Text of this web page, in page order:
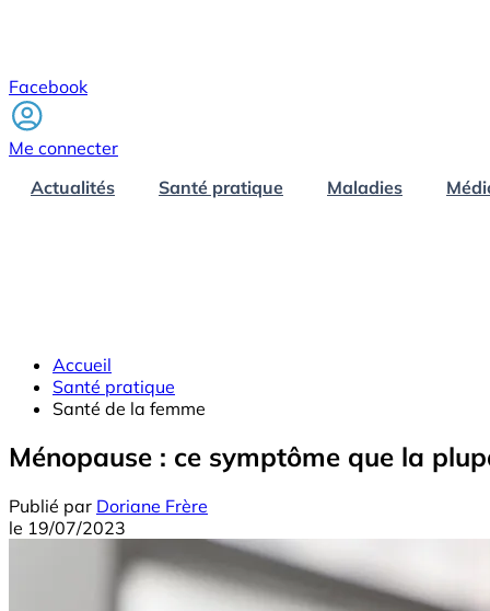
Facebook
Me connecter
Actualités
Santé pratique Maladies
Accueil
Santé pratique
Santé de la femme
Ménopause : ce symptôme que la
Publié par Doriane Frère
le 19/07/2023